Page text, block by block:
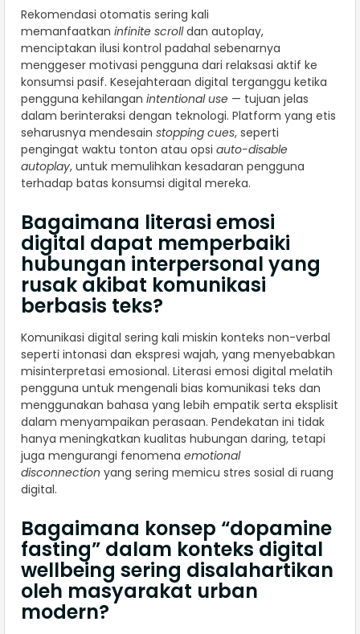
Rekomendasi otomatis sering kali
memanfaatkan infinite scrolldan autoplay,
menciptakan ilusi kontrol padahal sebenarnya
menggeser motivasi pengguna dari relaksasi aktif ke
konsumsi pasif. Kesejahteraan digital terganggu ketika
pengguna kehilangan intentional use — tujuan jelas
dalam berinteraksi dengan teknologi. Platform yang etis
seharusnya mendesain stopping cues, seperti
pengingat waktu tonton atau opsi auto-disable
autoplay, untuk memulihkan kesadaran pengguna
terhadap batas konsumsi digital mereka.
Bagaimana literasi emosi
digital dapat memperbaiki
hubungan interpersonal yang
rusak akibat komunikasi
berbasis teks?
Komunikasi digital sering kali miskin konteks non-verbal
seperti intonasi dan ekspresi wajah, yang menyebabkan
misinterpretasi emosional. Literasi emosi digital melatih
pengguna untuk mengenali bias komunikasi teks dan
menggunakan bahasa yang lebih empatik serta eksplisit
dalam menyampaikan perasaan. Pendekatan ini tidak
hanya meningkatkan kualitas hubungan daring, tetapi
juga mengurangi fenomena emotional
disconnection yang sering memicu stres sosial di ruang
digital.
Bagaimana konsep “dopamine
fasting” dalam konteks digital
wellbeing sering disalahartikan
oleh masyarakat urban
modern?